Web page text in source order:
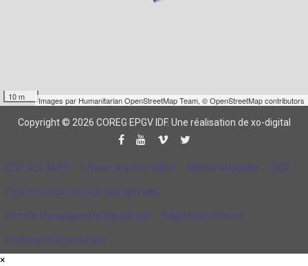
10 m Images par Humanitarian OpenStreetMap Team, © OpenStreetMap contributors
Copyright © 2026 COREG EPGV IDF. Une réalisation de xo-digital
CQP ALS AGEE Choisir une formation Mentions légales CGV
Politique de protection des données
Contrat d'engagement républicain Règlement intérieur
Politique d’accessibilité
×